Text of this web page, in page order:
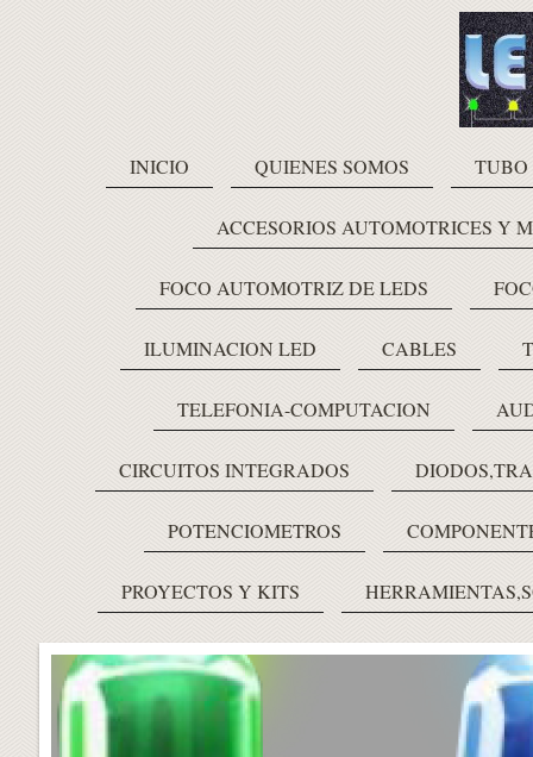
INICIO QUIENES SOMOS TUBO
ACCESORIOS AUTOMOTRICES Y
FOCO AUTOMOTRIZ DE LEDS
ILUMINACION LED CABLES
TELEFONIA-COMPUTACION
CIRCUITOS INTEGRADOS
POTENCIOMETROS
PROYECTOS Y KITS